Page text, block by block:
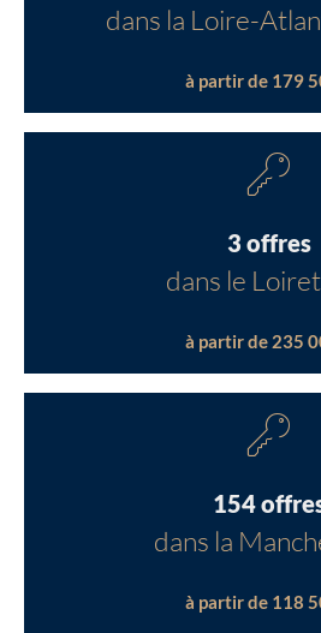
dans la Loire-
à partir de 179
3 offres
dans le
à partir de 235
154
dans la
à partir de 118